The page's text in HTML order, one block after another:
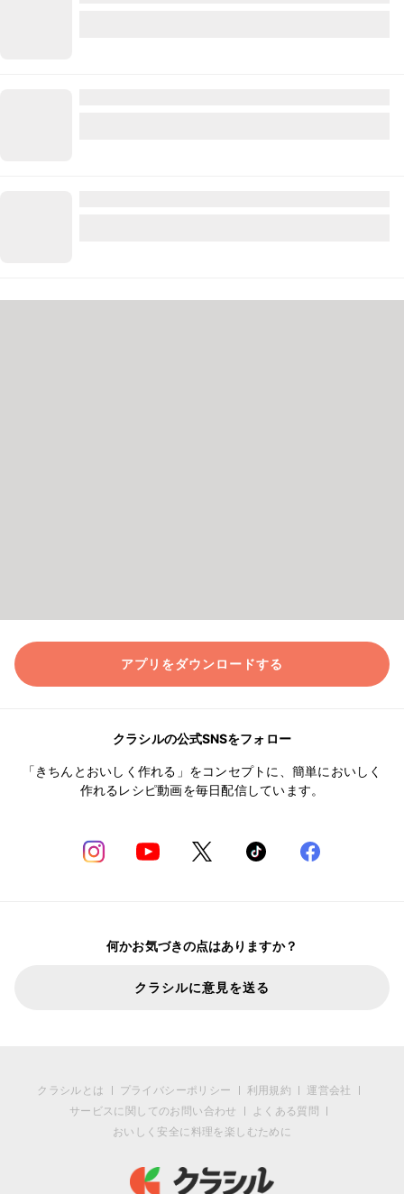
アプリをダウンロードする
クラシルの公式SNSをフォロー
「きちんとおいしく作れる」をコンセプトに、簡単においしく
作れるレシピ動画を毎日配信しています。
何かお気づきの点はありますか？
クラシルに意見を送る
クラシルとは プライバシーポリシー 利用規約
運営会社
サービスに関してのお問い合わせ
よくある質問
おいしく安全に料理を楽しむために